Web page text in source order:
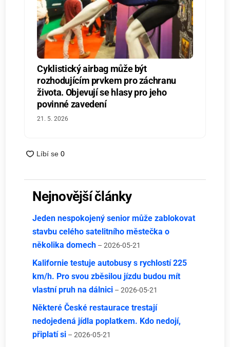
Cyklistický airbag může být
rozhodujícím prvkem pro záchranu
života. Objevují se hlasy pro jeho
povinné zavedení
21. 5. 2026
Nejnovější články
Jeden nespokojený senior může zablokovat
stavbu celého satelitního městečka o
několika domech – 2026-05-21
Kalifornie testuje autobusy s rychlostí 225
km/h. Pro svou zběsilou jízdu budou mít
vlastní pruh na dálnici – 2026-05-21
Některé České restaurace trestají
nedojedená jídla poplatkem. Kdo nedojí,
připlatí si – 2026-05-21